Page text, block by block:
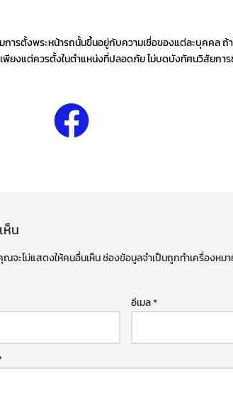
การตั้งพระหน้ารถนั้นขึ้นอยู่กับความเชื่อของแต่ละบุคคล ถ้
พียงแต่ควรตั้งในตำแหน่งที่ปลอดภัย ไม่บดบังทัศนวิสัยกา
ห็น
ณจะไม่แสดงให้คนอื่นเห็นช่องข้อมูลจำเป็นถูกทำเครื่องหม
อีเมล*